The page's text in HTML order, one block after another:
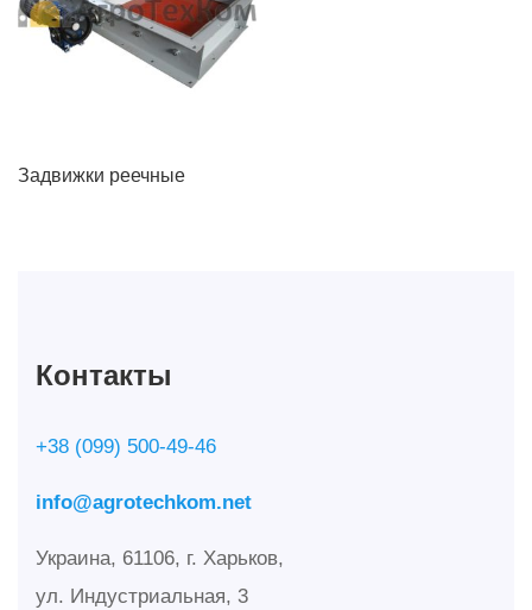
Задвижки реечные
Контакты
+38 (099) 500-49-46
info@agrotechkom.net
Украина, 61106, г. Харьков,
ул. Индустриальная, 3